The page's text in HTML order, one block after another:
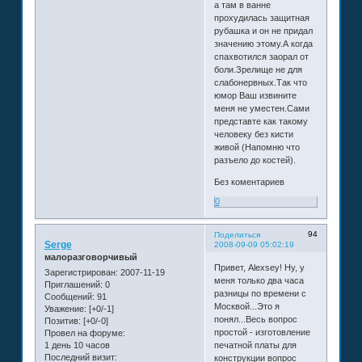
а там в ванне
прохудилась защитная
рубашка и он не придал
значению этому.А когда
спахвотился заорал от
боли.Зрелище не для
слабонервных.Так что
юмор Ваш извините
меня не уместен.Сами
представте как такому
человеку без кисти
живой (Напомню что
разъело до костей).
Без коментариев
0
Поделиться
94
2008-09-09 05:02:19
Serge
малоразговорчивый
Зарегистрирован: 2007-11-19
Приглашений: 0
Сообщений: 91
Уважение: [+0/-1]
Позитив: [+0/-0]
Провел на форуме:
1 день 10 часов
Последний визит:
Привет, Alexsey! Ну, у
меня только два часа
разницы по времени с
Москвой...Это я
понял...Весь вопрос
простой - изготовление
печатной платы для
конструкции вопрос